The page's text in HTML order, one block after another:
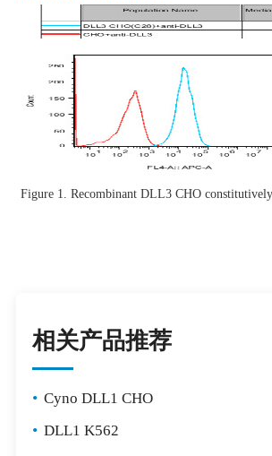
Figure 1. Recombinant DLL3 CHO
相关产品推荐
• Cyno DLL1 CHO
• DLL1 K562